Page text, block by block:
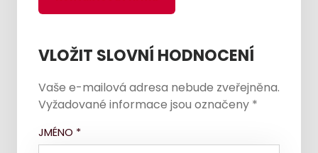
VLOŽIT SLOVNÍ HODNOCENÍ
Vaše e-mailová adresa nebude zveřejněna.
Vyžadované informace jsou označeny *
JMÉNO *